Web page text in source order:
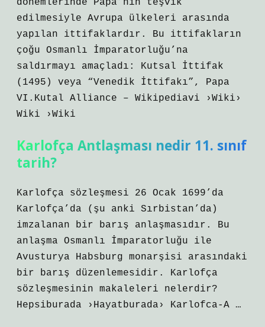
dönemlerinde Papa’nın teşvik
edilmesiyle Avrupa ülkeleri arasında
yapılan ittifaklardır. Bu ittifakların
çoğu Osmanlı İmparatorluğu’na
saldırmayı amaçladı: Kutsal İttifak
(1495) veya “Venedik İttifakı”, Papa
VI.Kutal Alliance – Wikipediavi ›Wiki›
Wiki ›Wiki
Karlofça Antlaşması nedir 11. sınıf
tarih?
Karlofça sözleşmesi 26 Ocak 1699’da
Karlofça’da (şu anki Sırbistan’da)
imzalanan bir barış anlaşmasıdır. Bu
anlaşma Osmanlı İmparatorluğu ile
Avusturya Habsburg monarşisi arasındaki
bir barış düzenlemesidir. Karlofça
sözleşmesinin makaleleri nelerdir?
Hepsiburada ›Hayatburada› Karlofca-A …